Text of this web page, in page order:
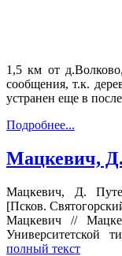
1,5 км от
сообщения, т.к.
устранен еще в
Подробнее...
Мацкевич,
Мацкевич, Д.
[Псков.
Мацкевич //
Университетской
полный текст